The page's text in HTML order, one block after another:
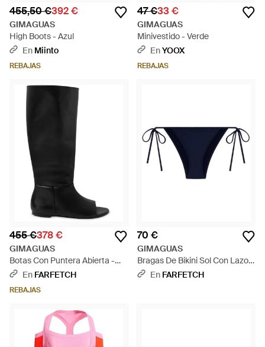
455,50 €392 €
GIMAGUAS
High Boots - Azul
En Miinto
REBAJAS
47 €33 €
GIMAGUAS
Minivestido - Verde
EnYOOX
REBAJAS
455 €378 €
GIMAGUAS
Botas Con Puntera Abierta -
Negro
En FARFETCH
REBAJAS
70 €
GIMAGUAS
Bragas De Bikini Sol Con Lazos
Laterales - Azul
En FARFETCH